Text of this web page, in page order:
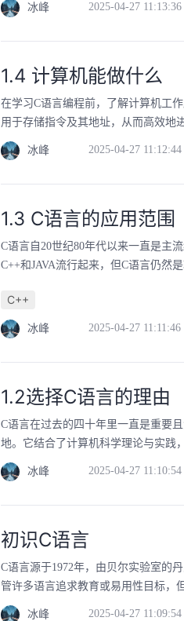
冰峰 2025-04-27 11:13:36
1.4 计算机能做什么
在学习C语言编程前，了解计算机工
用于存储指令及其地址，从而高效地
冰峰 2025-04-27 11:12:44
1.3 C语言的应用范围
C语言自20世纪80年代以来一直是主
C++和JAVA流行起来，但C语言仍然
C++
冰峰 2025-04-27 11:11:46
1.2选择C语言的理由
C语言在过去的四十年里一直是重要
地。它结合了计算机科学理论与实践
冰峰 2025-04-27 11:10:54
初识C语言
C语言源于1972年，由贝尔实验室的
管许多语言追求教育或易用性目标，
冰峰 2025-04-27 11:09:54